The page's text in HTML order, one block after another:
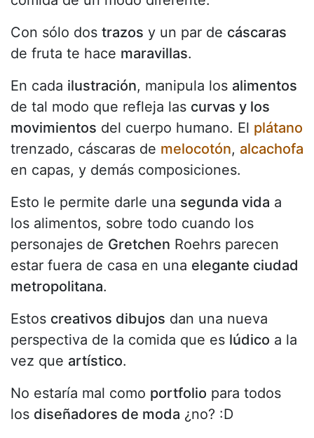
Con sólo dos trazos y un par de cáscaras
de fruta te hace maravillas.
En cada ilustración, manipula los alimentos
de tal modo que refleja las curvas y los
movimientos del cuerpo humano. El plátano
trenzado, cáscaras de melocotón, alcachofa
en capas, y demás composiciones.
Esto le permite darle una segunda vida a
los alimentos, sobre todo cuando los
personajes de Gretchen Roehrs parecen
estar fuera de casa en una elegante ciudad
metropolitana.
Estos creativos dibujos dan una nueva
perspectiva de la comida que es lúdico a la
vez que artístico.
No estaría mal como portfolio para todos
los diseñadores de moda ¿no? :D